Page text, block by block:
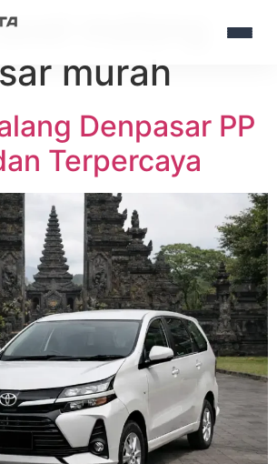
malang
murah
Denpasar PP
Terpercaya